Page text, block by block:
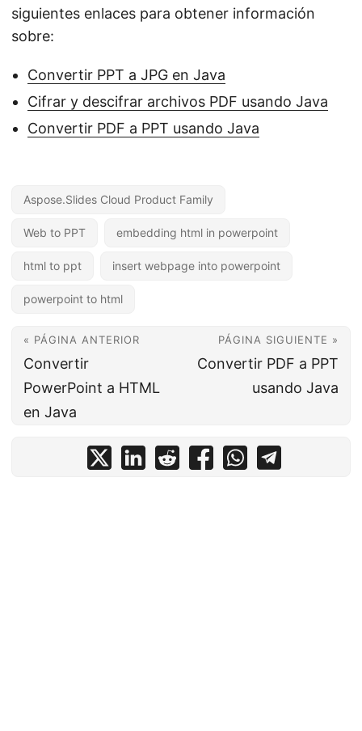
siguientes enlaces para obtener información
sobre:
Convertir PPT a JPG en Java
Cifrar y descifrar archivos PDF usando Java
Convertir PDF a PPT usando Java
Aspose.Slides Cloud Product Family
Web to PPT embedding html in powerpoint
html to ppt insert webpage into powerpoint
powerpoint to html
« PÁGINA ANTERIOR
Convertir
PowerPoint a HTML
en Java
PÁGINA SIGUIENTE »
Convertir PDF a PPT
usando Java